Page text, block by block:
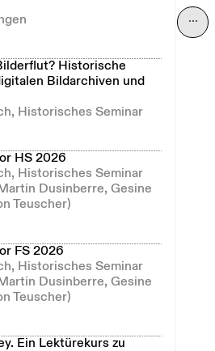
⋯
Historische
Bildarchiven und
Historisches Seminar
HS 2026
Historisches Seminar
Dusinberre, Gesine
Teuscher)
FS 2026
Historisches Seminar
Dusinberre, Gesine
Teuscher)
Ein Lektürekurs zu